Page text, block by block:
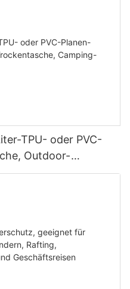
TPU- oder PVC-
Outdoor-